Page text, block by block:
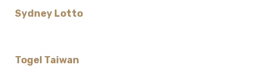
Sydney Lotto
Togel Taiwan